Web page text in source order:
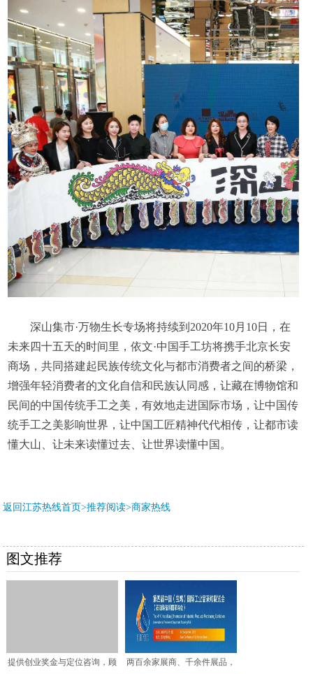
深山集市·万物生长专场将持续到2020年10月10日，在
未来四十五天的时间里，依文·中国手工坊将携手北京长安
商场，共同搭建起民族传统文化与都市消费者之间的桥梁，
增强年轻消费者的文化自信和民族认同感，让藏在博物馆和
民间的中国传统手工之美，有效地走进国际市场，让中国传
统手工之美影响世界，让中国工匠精神代代相传，让都市读
懂大山、让未来读懂过去、让世界读懂中国。
返回江苏热线首页>推荐阅读>商家热线
图文推荐
提供创业奖金与定位咨询，顾
两百余家展商、千余件展品，